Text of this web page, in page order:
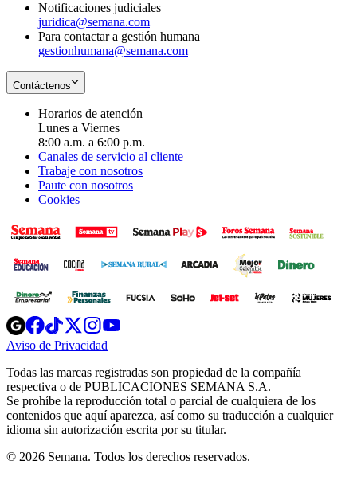
Notificaciones judiciales
juridica@semana.com
Para contactar a gestión humana
gestionhumana@semana.com
Contáctenos
Horarios de atención
Lunes a Viernes
8:00 a.m. a 6:00 p.m.
Canales de servicio al cliente
Trabaje con nosotros
Paute con nosotros
Cookies
Opens
in
new
Opens
in
new
Opens
in
new
window
Opens
new
windowwindow
Aviso de Privacidad
new
window
Todas las marcas registradas son propiedad de la compañía
respectiva o de PUBLICACIONES SEMANA S.A.
Se prohíbe la reproducción total o parcial de cualquiera de los
contenidos que aquí aparezca, así como su traducción a cualquier
idioma sin autorización escrita por su titular.
© 2026 Semana. Todos los derechos reservados.